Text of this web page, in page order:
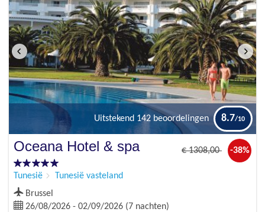
Uitstekend 142 beoordelingen 8.7
Oceana Hotel & spa
Tunesië Tunesië vasteland
€1308,00 -38%
Brussel
26/08/2026 - 02/09/2026 (7 nachten)